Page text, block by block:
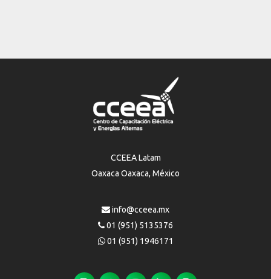
CCEEA Latam
Oaxaca Oaxaca, México
info@cceea.mx
01 (951) 5135376
01 (951) 1946171